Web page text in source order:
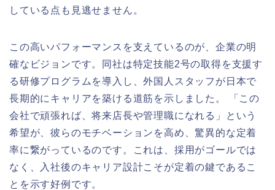
している点も見逃せません。
この高いパフォーマンスを支えているのが、企業の明
確なビジョンです。同社は特定技能2号の取得を支援す
る研修プログラムを導入し、外国人スタッフが日本で
長期的にキャリアを築ける道筋を示しました。 「この
会社で頑張れば、将来店長や管理職になれる」という
希望が、彼らのモチベーションを高め、驚異的な定着
率に繋がっているのです。これは、採用がゴールでは
なく、入社後のキャリア設計こそが定着の鍵であるこ
とを示す好例です。